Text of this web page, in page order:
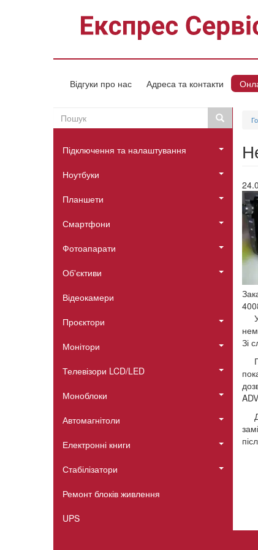
Відгуки про нас Адреса та контакти
Пошукова
форма
Пошук Пошук
Головне
меню
Підключення та налаштування
Ноутбуки
Планшети
Смартфони
Фотоапарати
Об'єктиви
Відеокамери
Проєктори
Монітори
Телевізори LCD/LED
Моноблоки
Автомагнітоли
Електронні книги
Стабілізатори
Ремонт блоків живлення
UPS
Зі